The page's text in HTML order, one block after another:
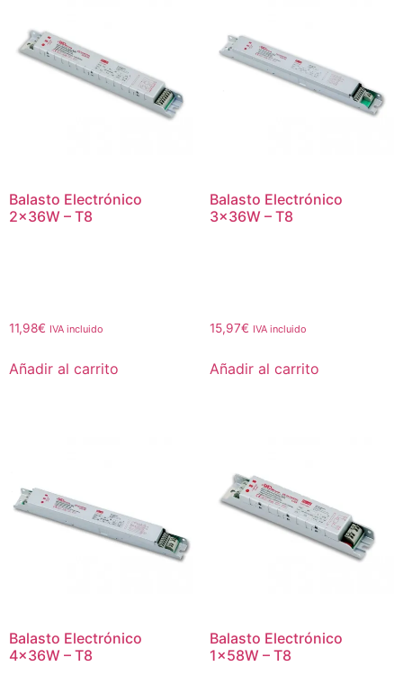
Balasto Electrónico
2x36W – T8
11,98€ IVA incluido
Añadir al carrito
Balasto Electrónico
3x36W – T8
15,97€ IVA incluido
Añadir al carrito
Balasto Electrónico
4x36W – T8
Balasto Electrónico
1x58W – T8